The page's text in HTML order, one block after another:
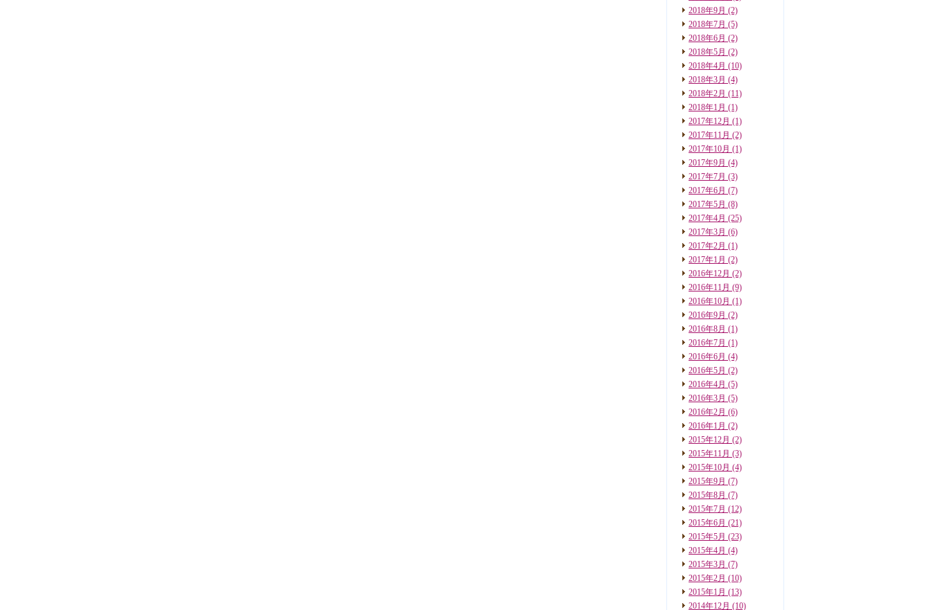
2018年9月 (2)
2018年7月 (5)
2018年6月 (2)
2018年5月 (2)
2018年4月 (10)
2018年3月 (4)
2018年2月 (11)
2018年1月 (1)
2017年12月 (1)
2017年11月 (2)
2017年10月 (1)
2017年9月 (4)
2017年7月 (3)
2017年6月 (7)
2017年5月 (8)
2017年4月 (25)
2017年3月 (6)
2017年2月 (1)
2017年1月 (2)
2016年12月 (2)
2016年11月 (9)
2016年10月 (1)
2016年9月 (2)
2016年8月 (1)
2016年7月 (1)
2016年6月 (4)
2016年5月 (2)
2016年4月 (5)
2016年3月 (5)
2016年2月 (6)
2016年1月 (2)
2015年12月 (2)
2015年11月 (3)
2015年10月 (4)
2015年9月 (7)
2015年8月 (7)
2015年7月 (12)
2015年6月 (21)
2015年5月 (23)
2015年4月 (4)
2015年3月 (7)
2015年2月 (10)
2015年1月 (13)
2014年12月 (10)